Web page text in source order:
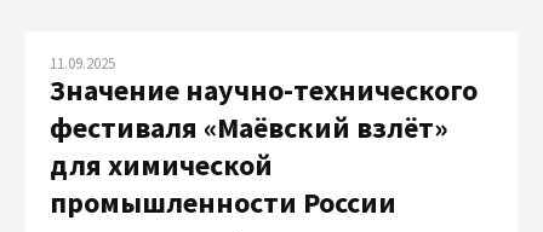
11.09.2025
Значение научно-технического
фестиваля «Маёвский взлёт»
для химической
промышленности России